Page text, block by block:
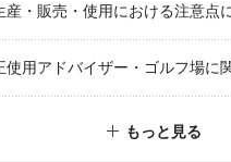
産・販売・使用における注意点
使用アドバイザー・ゴルフ場に
もっと見る